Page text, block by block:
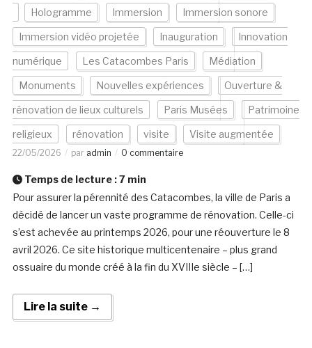
Hologramme Immersion Immersion sonore
Immersion vidéo projetée Inauguration Innovation
numérique Les Catacombes Paris Médiation
Monuments Nouvelles expériences Ouverture &
rénovation de lieux culturels Paris Musées Patrimoine
religieux rénovation visite Visite augmentée
22/05/2026 par admin 0 commentaire
Temps de lecture :7 min
Pour assurer la pérennité des Catacombes, la ville de Paris a
décidé de lancer un vaste programme de rénovation. Celle-ci
s’est achevée au printemps 2026, pour une réouverture le 8
avril 2026. Ce site historique multicentenaire – plus grand
ossuaire du monde créé à la fin du XVIIIe siècle – […]
Lire la suite →